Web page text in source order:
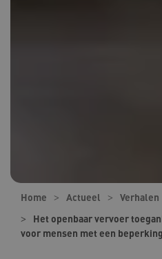
Home Actueel
Verhalen
Het openbaar vervoer
voor mensen met een beperking